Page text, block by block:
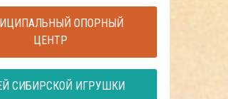
ОПОРНЫЙ
ЦЕНТР
СИБИРСКОЙ ИГРУШКИ